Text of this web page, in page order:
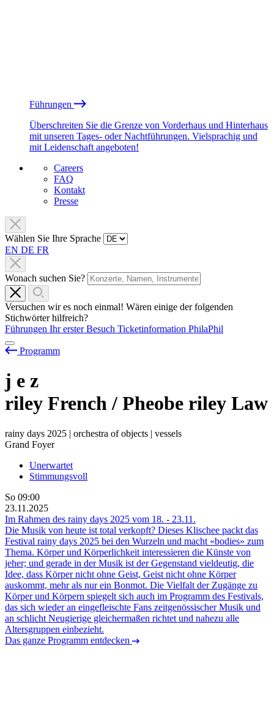
Führungen
Überschreiten Sie die Grenze von Vorderhaus und Hinterhaus
mit unseren Tages- oder Nachtführungen. Vielsprachig und
mit Leidenschaft angeboten!
Careers
FAQ
Kontakt
Presse
Wählen Sie Ihre Sprache
EN DE FR
Wonach suchen Sie?
Versuchen wir es noch einmal! Wären einige der folgenden
Stichwörter hilfreich?
Führungen Ihr erster Besuch Ticketinformation PhilaPhil
Programm
j e z
riley French / Pheobe riley Law
rainy days 2025 | orchestra of objects | vessels
Grand Foyer
Unerwartet
Stimmungsvoll
So 09:00
23.11.2025
Im Rahmen des rainy days 2025 vom 18. - 23.11.
Die Musik von heute ist total verkopft? Dieses Klischee packt das
Festival rainy days 2025 bei den Wurzeln und macht «bodies» zum
Thema. Körper und Körperlichkeit interessieren die Künste von
jeher; und gerade in der Musik ist der Gegenstand vieldeutig, die
Idee, dass Körper nicht ohne Geist, Geist nicht ohne Körper
auskommt, mehr als nur ein Bonmot. Die Vielfalt der Zugänge zu
Körper und Körpern spiegelt sich auch im Programm des Festivals,
das sich wieder an eingefleischte Fans zeitgenössischer Musik und
an schlicht Neugierige gleichermaßen richtet und nahezu alle
Altersgruppen einbezieht.
Das ganze Programm entdecken